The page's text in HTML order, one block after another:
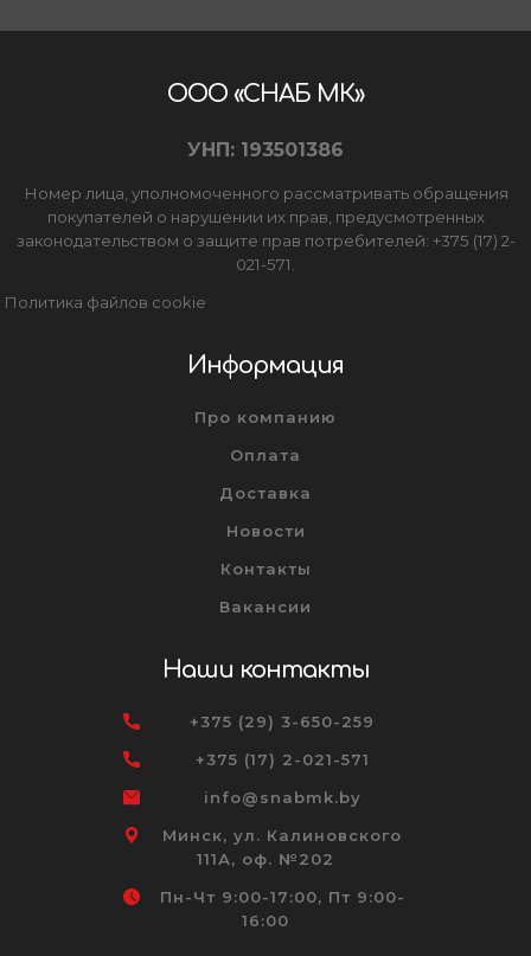
ООО «СНАБ МК»
УНП: 193501386
Номер лица, уполномоченного рассматривать обращения
покупателей о нарушении их прав, предусмотренных
законодательством о защите прав потребителей: +375 (17) 2-
021-571.
Политика файлов cookie
Информация
Про компанию
Оплата
Доставка
Новости
Контакты
Вакансии
Наши контакты
+375 (29) 3-650-259
+375 (17) 2-021-571
info@snabmk.by
Минск, ул. Калиновского
111А, оф. №202
Пн-Чт 9:00-17:00, Пт 9:00-
16:00